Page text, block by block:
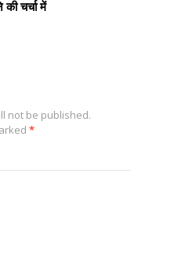
चर्चा में
not be published.
*